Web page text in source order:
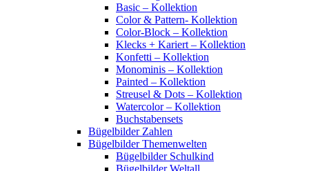
Basic – Kollektion
Color & Pattern- Kollektion
Color-Block – Kollektion
Klecks + Kariert – Kollektion
Konfetti – Kollektion
Monominis – Kollektion
Painted – Kollektion
Streusel & Dots – Kollektion
Watercolor – Kollektion
Buchstabensets
Bügelbilder Zahlen
Bügelbilder Themenwelten
Bügelbilder Schulkind
Bügelbilder Weltall